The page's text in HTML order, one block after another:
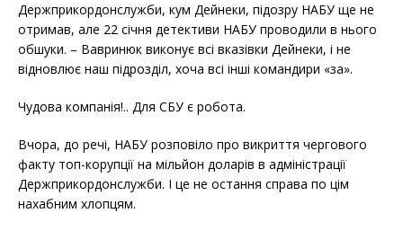
Держприкордонслужби, кум Дейнеки, підозру НАБУ ще не
отримав, але 22 січня детективи НАБУ проводили в нього
обшуки. – Вавринюк виконує всі вказівки Дейнеки, і не
відновлює наш підрозділ, хоча всі інші командири «за».
Чудова компанія!.. Для СБУ є робота.
Вчора, до речі, НАБУ розповіло про викриття чергового
факту топ-корупції на мільйон доларів в адміністрації
Держприкордонслужби. І це не остання справа по цім
нахабним хлопцям.